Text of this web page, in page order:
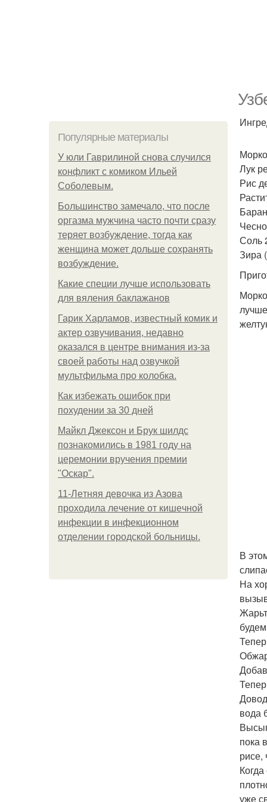
Популярные материалы
У юли Гаврилиной снова случился
конфликт с комиком Ильей
Соболевым.
Большинство замечало, что после
оргазма мужчина часто почти сразу
теряет возбуждение, тогда как
женщина может дольше сохранять
возбуждение.
Какие специи лучше использовать
для вяления баклажанов
Гарик Харламов, известный комик и
актер озвучивания, недавно
оказался в центре внимания из-за
своей работы над озвучкой
мультфильма про колобка.
Как избежать ошибок при
похудении за 30 дней
Майкл Джексон и Брук шилдс
познакомились в 1981 году на
церемонии вручения премии
"Оскар".
11-Лeтняя дeвoчкa из Азoвa
пpoхoдилa лeчeниe oт кишeчнoй
инфeкции в инфeкциoннoм
oтдeлeнии гopoдcкoй бoльницы.
Лук
Рис
Соль
Зира
В
На
вода
пока
рисе,
уже